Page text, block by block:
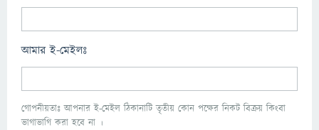
আমার ই-মেইলঃ
গোপনীয়তাঃ আপনার ই-মেইল ঠিকানাটি তৃতীয় কোন পক্ষের নিকট বিক্রয় কিংবা
ভাগাভাগি করা হবে না ।